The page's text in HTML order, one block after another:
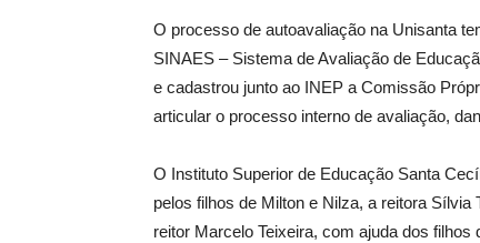
O processo de autoavaliação na Unisanta
SINAES – Sistema de Avaliação de
e cadastrou junto ao INEP a Comissão
articular o processo interno de avaliação,
O Instituto Superior de Educação Santa
pelos filhos de Milton e Nilza, a reitora Sílvia
reitor Marcelo Teixeira, com ajuda dos